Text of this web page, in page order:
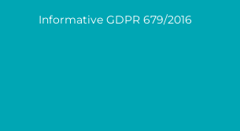
Informative GDPR 679/2016